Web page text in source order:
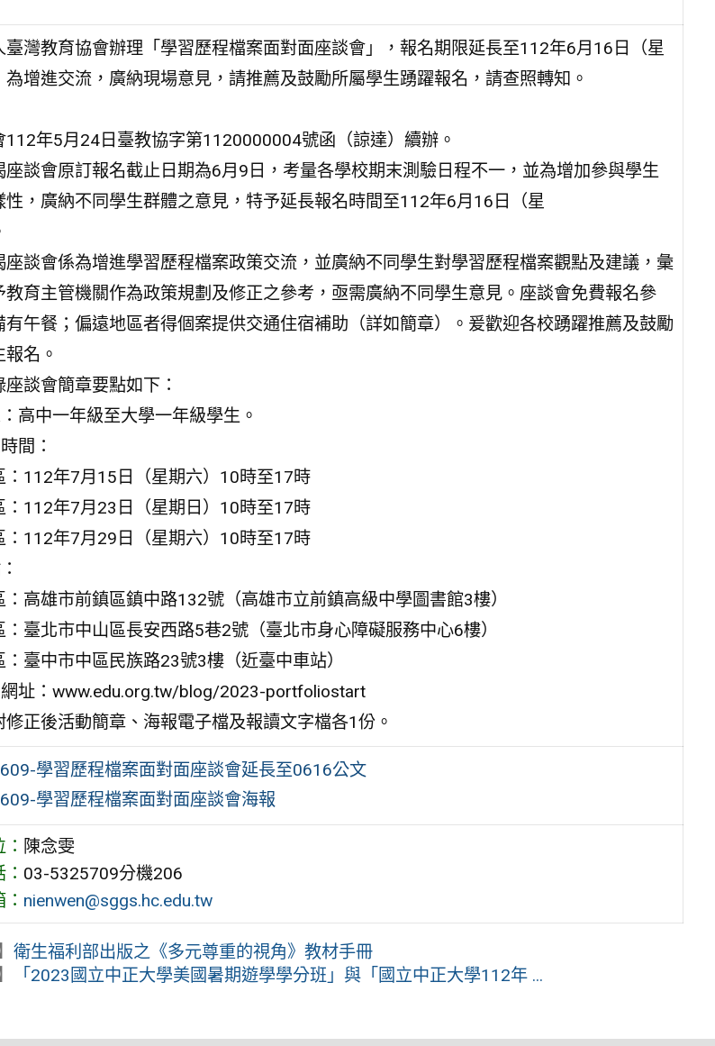
臺灣教育協會辦理「學習歷程檔案面對面座談會」，報名期限延長至112年6月16日（星
為增進交流，廣納現場意見，請推薦及鼓勵所屬學生踴躍報名，請查照轉知。
112年5月24日臺教協字第1120000004號函（諒達）續辦。
座談會原訂報名截止日期為6月9日，考量各學校期末測驗日程不一，並為增加參與學生
性，廣納不同學生群體之意見，特予延長報名時間至112年6月16日（星
座談會係為增進學習歷程檔案政策交流，並廣納不同學生對學習歷程檔案觀點及建議，彙
教育主管機關作為政策規劃及修正之參考，亟需廣納不同學生意見。座談會免費報名參
有午餐；偏遠地區者得個案提供交通住宿補助（詳如簡章）。爰歡迎各校踴躍推薦及鼓勵
名。
座談會簡章要點如下：
高中一年級至大學一年級學生。
間：
：112年7月15日（星期六）10時至17時
：112年7月23日（星期日）10時至17時
：112年7月29日（星期六）10時至17時
：高雄市前鎮區鎮中路132號（高雄市立前鎮高級中學圖書館3樓）
：臺北市中山區長安西路5巷2號（臺北市身心障礙服務中心6樓）
：臺中市中區民族路23號3樓（近臺中車站）
址：www.edu.org.tw/blog/2023-portfoliostart
修正後活動簡章、海報電子檔及報讀文字檔各1份。
學習歷程檔案面對面座談會延長至0616公文
學習歷程檔案面對面座談會海報
陳念雯
03-5325709分機206
nienwen@sggs.hc.edu.tw
衛生福利部出版之《多元尊重的視角》教材手冊
「2023國立中正大學美國暑期遊學學分班」與「國立中正大學112年 ...